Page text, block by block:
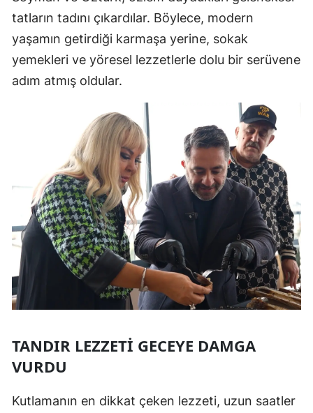
tatların tadını çıkardılar. Böylece, modern
yaşamın getirdiği karmaşa yerine, sokak
yemekleri ve yöresel lezzetlerle dolu bir serüvene
adım atmış oldular.
TANDIR LEZZETI GECEYE DAMGA
VURDU
Kutlamanın en dikkat çeken lezzeti, uzun saatler